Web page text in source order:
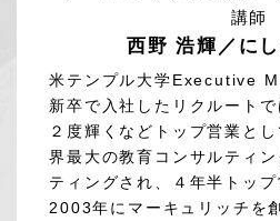
講師
西野 浩輝／に
米テンプル大学Executive
新卒で入社したリクルート
２度輝くなどトップ営業と
界最大の教育コンサルティ
ティングされ、４年半トップ
2003年にマーキュリッチを